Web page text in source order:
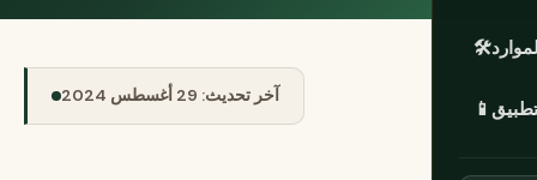
🛠️
📱
آخر تحديث: 29 أغسطس 2024